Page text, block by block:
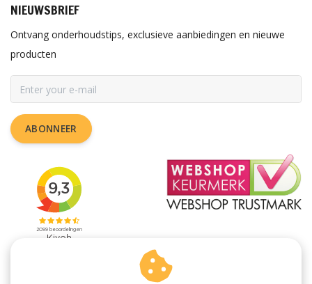
NIEUWSBRIEF
Ontvang onderhoudstips, exclusieve aanbiedingen en nieuwe
producten
ABONNEER